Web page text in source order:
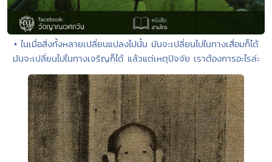
• ในเมื่อสิ่งทั้งหลายเปลี่ยนแปลงไปนั้น มันจะเปลี่ยนไปในทางเสื่อมก็ได้
มันจะเปลี่ยนไปในทางเจริญก็ได้ แล้วแต่เหตุปัจจัย เราต้องการอะไรล่ะ